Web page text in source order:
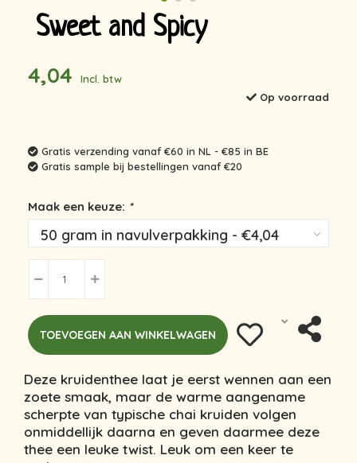
Sweet and Spicy
4,04
Incl. btw
Op voorraad
Gratis verzending vanaf €60 in NL - €85 in BE
Gratis sample bij bestellingen vanaf €20
Maak een keuze: *
TOEVOEGEN AAN WINKELWAGEN
Deze kruidenthee laat je eerst wennen aan een
zoete smaak, maar de warme aangename
scherpte van typische chai kruiden volgen
onmiddellijk daarna en geven daarmee deze
thee een leuke twist. Leuk om een keer te